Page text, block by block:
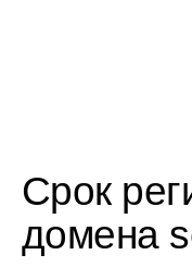
Срок
домена